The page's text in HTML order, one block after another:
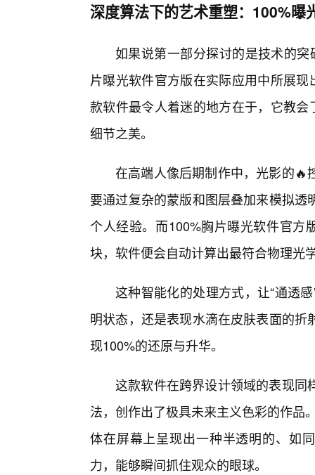
深度算法下的艺术重塑：100%曝
如果说第一部分探讨的是技术的
片曝光软件官方版在实际应用中所展
款软件最令人着迷的地方在于，它教
细节之美。
在高端人像后期制作中，光影的🔥
要通过复杂的蒙版和图层叠加来模拟
个人经验。而100%胸片曝光软件官方
块，软件便会自动计算出最符合物理光
这种智能化的处理方式，让“通透
明状态，还是表现水滴在皮肤表面的
现100%的还原与升华。
这款软件在跨界设计领域的表现同
法，创作出了极具未来主义色彩的作品
体在屏幕上呈现出一种半透明的、如
力，能够瞬间抓住观众的眼球。